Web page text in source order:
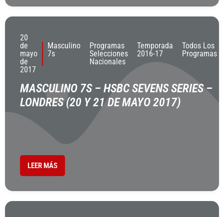
20
de
mayo
de
2017
Masculino
7s
Programas
Selecciones
Nacionales
Temporada
2016-17
Todos Los
Programas
MASCULINO 7S – HSBC SEVENS SERIES –
LONDRES (20 Y 21 DE MAYO 2017)
LEER MÁS